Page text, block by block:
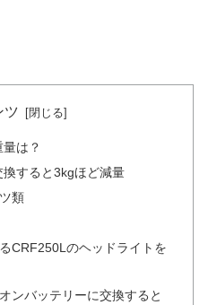
ツ
は？
すると3kgほど減量
類
CRF250Lのヘッドライトを
ンバッテリーに交換すると